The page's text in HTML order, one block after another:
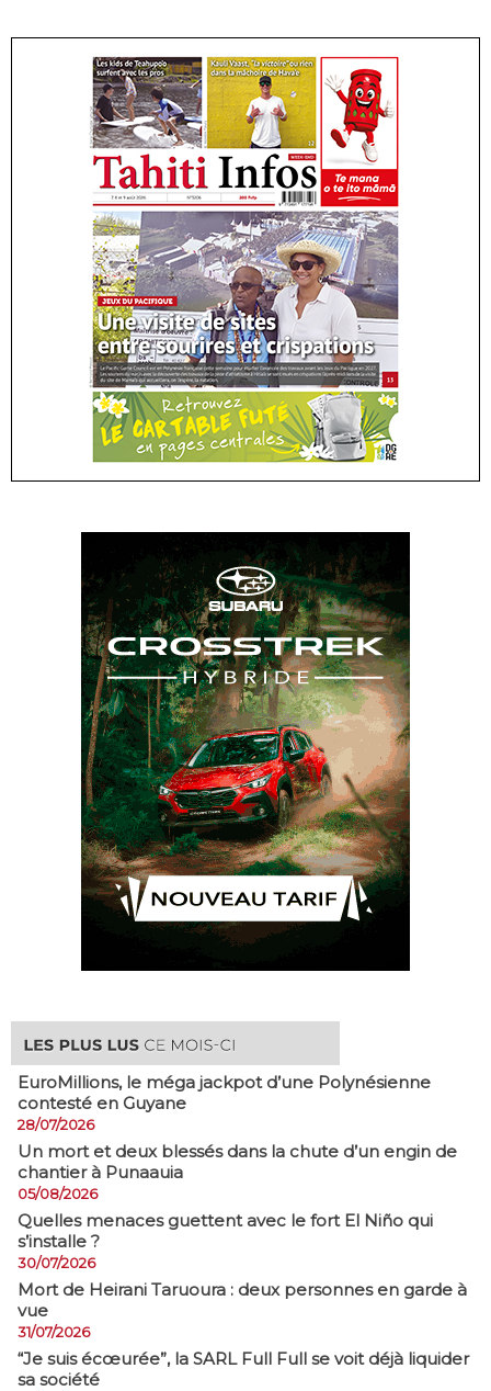
EuroMillions, ​le méga jackpot d’une Polynésienne
contesté en Guyane
28/07/2026
​Un mort et deux blessés dans la chute d’un engin de
chantier à Punaauia
05/08/2026
Quelles menaces guettent avec le fort El Niño qui
s’installe ?
30/07/2026
Mort de Heirani Taruoura : deux personnes en garde à
vue
31/07/2026
​“Je suis écœurée”, la SARL Full Full se voit déjà liquider
sa société